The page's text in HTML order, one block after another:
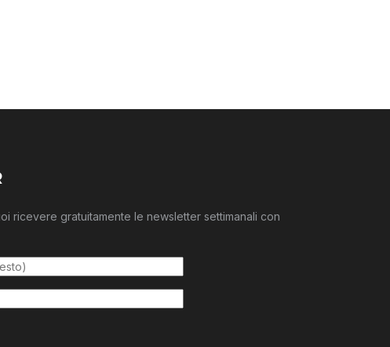
ricevere gratuitamente le newsletter settimanali con